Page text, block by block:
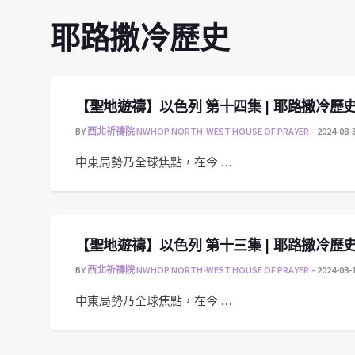
耶路撒冷歷史
【聖地遊禱】以色列 第十四集 | 耶路撒冷歷
BY西北祈禱院 NWHOP NORTH-WEST HOUSE OF PRAYER 2024-08-
中東局勢乃全球焦點，在今 …
【聖地遊禱】以色列 第十三集 | 耶路撒冷歷
BY西北祈禱院 NWHOP NORTH-WEST HOUSE OF PRAYER 2024-08-
中東局勢乃全球焦點，在今 …